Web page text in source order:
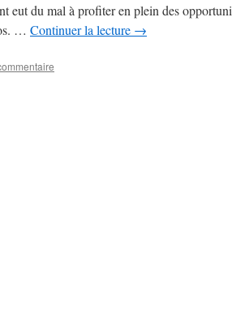
eut du mal à profiter en plein des
… Continuer la lecture →